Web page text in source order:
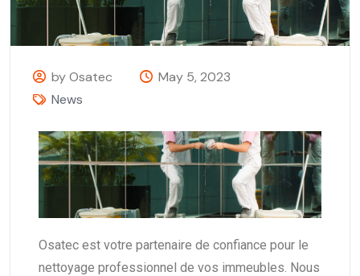
by Osatec
May 5, 2023
News
Osatec est votre partenaire de confiance pour le
nettoyage professionnel de vos immeubles. Nous